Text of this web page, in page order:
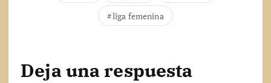
liga femenina
Deja una respuesta